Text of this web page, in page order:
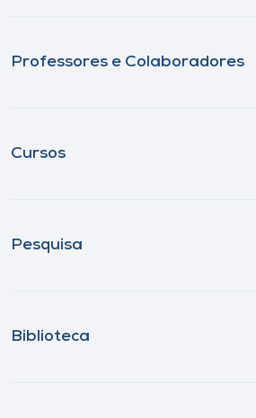
Professores e Colaboradores
Cursos
Pesquisa
Biblioteca